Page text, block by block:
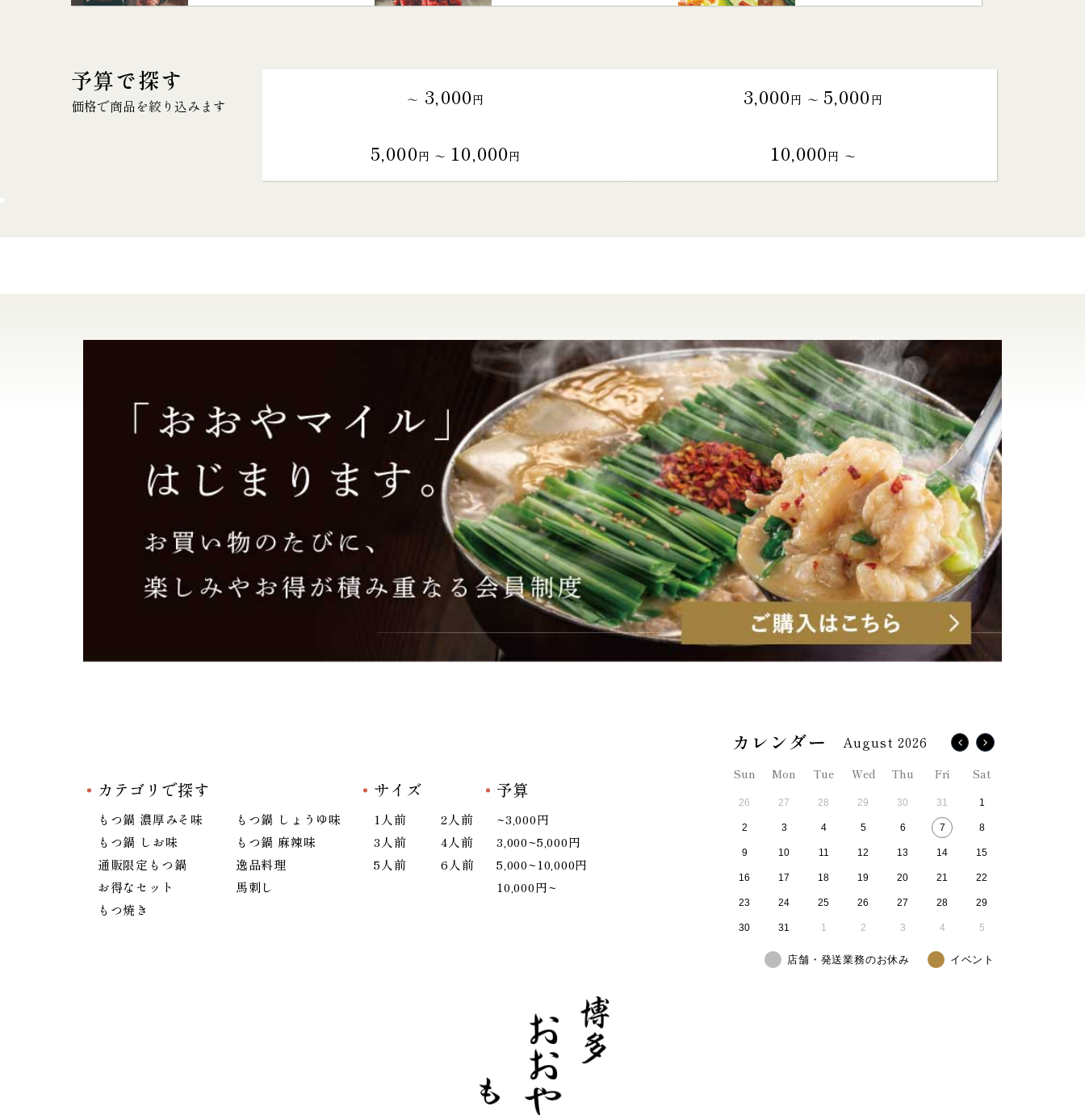
予算で探す
価格で商品を絞り込みます ～ 3,000円 3,000円 〜 5,000円
5,000円 〜 10,000円 10,000円 〜
カテゴリで探す
もつ鍋 濃厚みそ味
もつ鍋 しょうゆ味
もつ鍋 しお味
もつ鍋 麻辣味
通販限定もつ鍋
逸品料理
お得なセット
馬刺し
もつ焼き
サイズ
1人前
2人前
3人前
4人前
5人前
6人前
予算
~3,000円
3,000~5,000円
5,000~10,000円
10,000円~
August 2026
Sun Mon Tue Wed Thu Fri Sat
26 27 28 29 30 31 1
2 3 4 5 6 7 8
9 10 11 12 13 14 15
16 17 18 19 20 21 22
23 24 25 26 27 28 29
30 31 1 2 3 4 5
店舗・発送業務のお休み イベント